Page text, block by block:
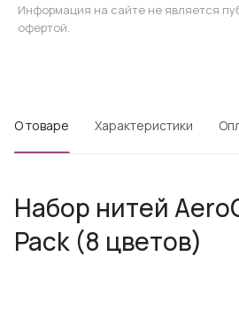
Информация на сайте не является
офертой.
О товаре Характеристики
Набор нитей
Pack (8 цветов)